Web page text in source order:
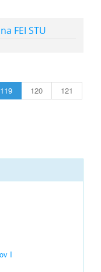
FEI STU
119 120
121
I